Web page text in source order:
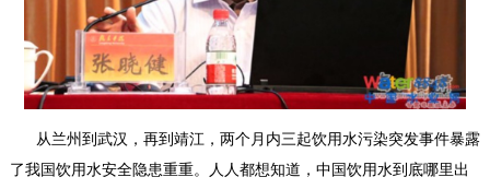
从兰州到武汉，再到靖江，两个月内三起饮用水污染突发事件暴露
了我国饮用水安全隐患重重。人人都想知道，中国饮用水到底哪里出